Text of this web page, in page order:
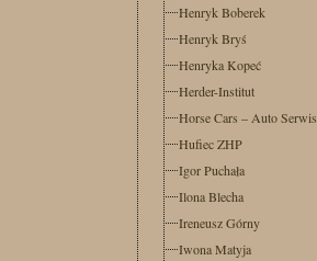
Henryk Boberek
Henryk Bryś
Henryka Kopeć
Herder-Institut
Horse Cars – Auto Serwis
Hufiec ZHP
Igor Puchała
Ilona Blecha
Ireneusz Górny
Iwona Matyja